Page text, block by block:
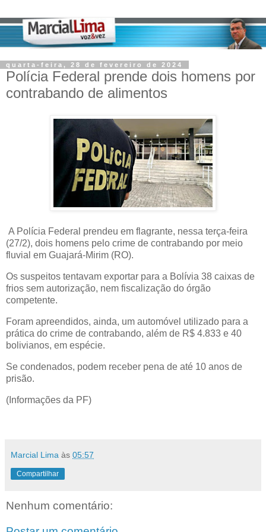
quarta-feira, 28 de fevereiro de 2024
Polícia Federal prende dois homens por
contrabando de alimentos
A Polícia Federal prendeu em flagrante, nessa terça-feira
(27/2), dois homens pelo crime de contrabando por meio
fluvial em Guajará-Mirim (RO).
Os suspeitos tentavam exportar para a Bolívia 38 caixas de
frios sem autorização, nem fiscalização do órgão
competente.
Foram apreendidos, ainda, um automóvel utilizado para a
prática do crime de contrabando, além de R$ 4.833 e 40
bolivianos, em espécie.
Se condenados, podem receber pena de até 10 anos de
prisão.
(Informações da PF)
Marcial Lima às 05:57
Compartilhar
Nenhum comentário: